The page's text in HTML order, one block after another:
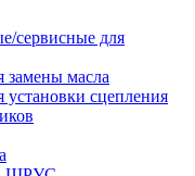
сервисные для
замены масла
сцепления